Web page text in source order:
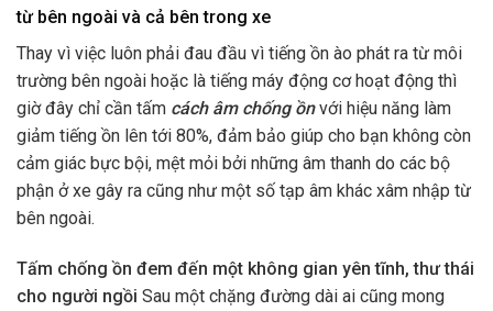
từ bên ngoài và cả bên trong xe
Thay vì việc luôn phải đau đầu vì tiếng ồn ào phát ra từ môi
trường bên ngoài hoặc là tiếng máy động cơ hoạt động thì
giờ đây chỉ cần tấm cách âm chống ồnvới hiệu năng làm
giảm tiếng ồn lên tới 80%, đảm bảo giúp cho bạn không còn
cảm giác bực bội, mệt mỏi bởi những âm thanh do các bộ
phận ở xe gây ra cũng như một số tạp âm khác xâm nhập từ
bên ngoài.
Tấm chống ồn đem đến một không gian yên tĩnh, thư thái
cho người ngồi Sau một chặng đường dài ai cũng mong